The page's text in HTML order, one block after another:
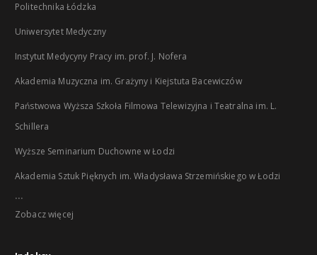
Politechnika Łódzka
Uniwersytet Medyczny
Instytut Medycyny Pracy im. prof. J. Nofera
Akademia Muzyczna im. Grażyny i Kiejstuta Bacewiczów
Państwowa Wyższa Szkoła Filmowa Telewizyjna i Teatralna im. L.
Schillera
Wyższe Seminarium Duchowne w Łodzi
Akademia Sztuk Pięknych im. Władysława Strzemińskiego w Łodzi
...
Zobacz więcej